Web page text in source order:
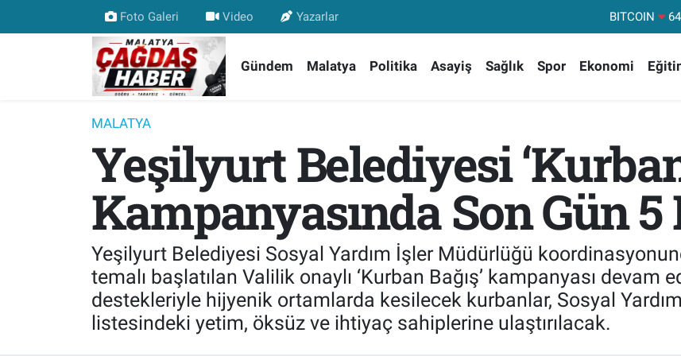
Foto Galeri Video Yazarlar DOLAR
STERLİN
Gündem Malatya Politika Asayiş Sağlık Spor Ekonomi
MALATYA
Yeşilyurt Belediyesi ‘Kurban
Kampanyasında Son Gün
Yeşilyurt Belediyesi Sosyal Yardım İşler Müdürlüğü
temalı başlatılan Valilik onaylı ‘Kurban Bağış’ kampanyası devam
destekleriyle hijyenik ortamlarda kesilecek kurbanlar, Sosyal
listesindeki yetim, öksüz ve ihtiyaç sahiplerine ulaştırılacak.
Nöbetçi Eczaneler
Hava Durumu
Malatya Namaz Vakitleri
Trafik Durumu
Süper Lig Puan Durumu ve Fikstür
Tüm Manşetler
Son Dakika Haberleri